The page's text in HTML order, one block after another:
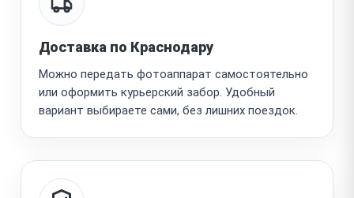
Доставка по Краснодару
Можно передать фотоаппарат самостоятельно
или оформить курьерский забор. Удобный
вариант выбираете сами, без лишних поездок.